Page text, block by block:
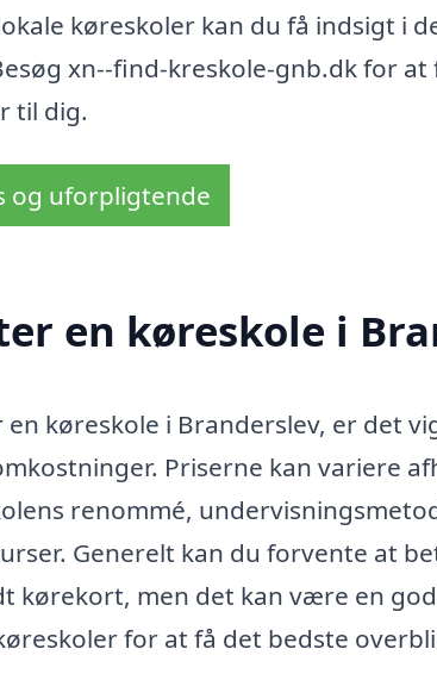
køreskoler kan du få indsigt i
xn--find-kreskole-gnb.dk for
til dig.
og uforpligtende
en køreskole i
køreskole i Branderslev, er det
Priserne kan variere
renommé,
Generelt kan du forvente at
kørekort, men det kan være en
for at få det bedste